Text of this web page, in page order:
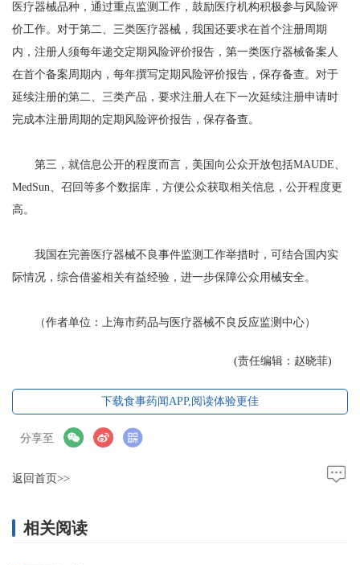
医疗器械品种，通过重点监测工作，鼓励医疗机构积极参与风险评
价工作。对于第二、三类医疗器械，我国还要求在首个注册周期
内，注册人须每年递交定期风险评价报告，第一类医疗器械备案人
在首个备案周期内，每年撰写定期风险评价报告，保存备查。对于
延续注册的第二、三类产品，要求注册人在下一次延续注册申请时
完成本注册周期的定期风险评价报告，保存备查。
第三，就信息公开的程度而言，美国向公众开放包括MAUDE、
MedSun、召回等多个数据库，方便公众获取相关信息，公开程度更
高。
我国在完善医疗器械不良事件监测工作举措时，可结合国内实
际情况，综合借鉴相关有益经验，进一步保障公众用械安全。
（作者单位：上海市药品与医疗器械不良反应监测中心）
(责任编辑：赵晓菲)
下载食事药闻APP,阅读体验更佳
分享至
返回首页>>
相关阅读